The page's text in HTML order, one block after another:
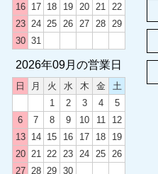
2023.08.19
2023.08.04
2023.04.25
2023.01.25
16
17 18 19 20 21
22
23
24 25 26 27 28
29
30 31
2026年09月の営業日
日 月 火 水 木 金
土
1
2 3 4
5
6
7 8 9 10 11
12
13
14 15 16 17 18
19
20
21 22 23 24 25
26
27
28 29 30